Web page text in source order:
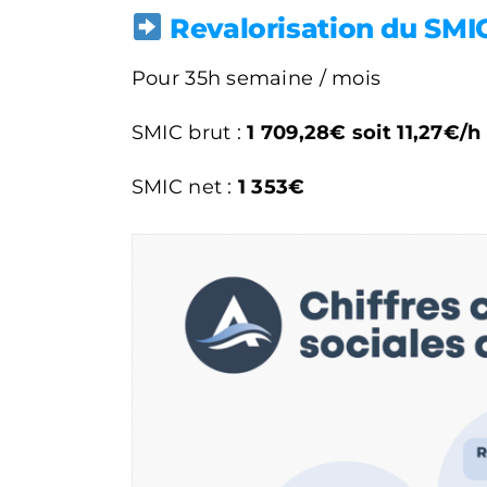
Revalorisation du
Pour 35h semaine / mois
SMIC brut : 1 709,28€ soit 11,27€/h
SMIC net : 1 353€